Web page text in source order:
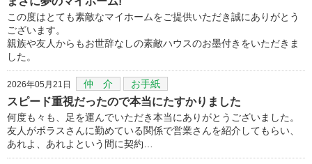
この度はとても素敵なマイホームをご提供いただき誠にありがとう
ございます。
親族や友人からもお世辞なしの素敵ハウスのお墨付きをいただきま
した。
2026年05月21日 仲 介 お手紙
スピード重視だったので本当にたすかりました
何度も々も、足を運んでいただき本当にありがとうございました。
友人がポラスさんに勤めている関係で営業さんを紹介してもらい、
あれよ、あれよという間に契約…